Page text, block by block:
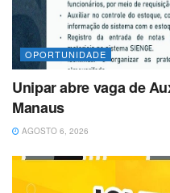
OPORTUNIDADE
Unipar abre vaga de
Manaus
AGOSTO 6, 2026